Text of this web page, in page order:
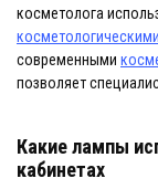
косметолога
современными
позволяет
Какие лампы
кабинетах